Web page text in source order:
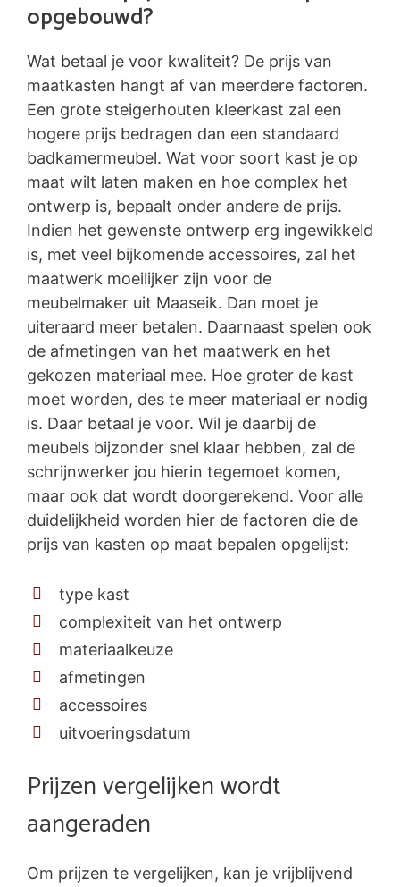
opgebouwd?
Wat betaal je voor kwaliteit? De prijs van
maatkasten hangt af van meerdere factoren.
Een grote steigerhouten kleerkast zal een
hogere prijs bedragen dan een standaard
badkamermeubel. Wat voor soort kast je op
maat wilt laten maken en hoe complex het
ontwerp is, bepaalt onder andere de prijs.
Indien het gewenste ontwerp erg ingewikkeld
is, met veel bijkomende accessoires, zal het
maatwerk moeilijker zijn voor de
meubelmaker uit Maaseik. Dan moet je
uiteraard meer betalen. Daarnaast spelen ook
de afmetingen van het maatwerk en het
gekozen materiaal mee. Hoe groter de kast
moet worden, des te meer materiaal er nodig
is. Daar betaal je voor. Wil je daarbij de
meubels bijzonder snel klaar hebben, zal de
schrijnwerker jou hierin tegemoet komen,
maar ook dat wordt doorgerekend. Voor alle
duidelijkheid worden hier de factoren die de
prijs van kasten op maat bepalen opgelijst:
type kast
complexiteit van het ontwerp
materiaalkeuze
afmetingen
accessoires
uitvoeringsdatum
Prijzen vergelijken wordt
aangeraden
Om prijzen te vergelijken, kan je vrijblijvend